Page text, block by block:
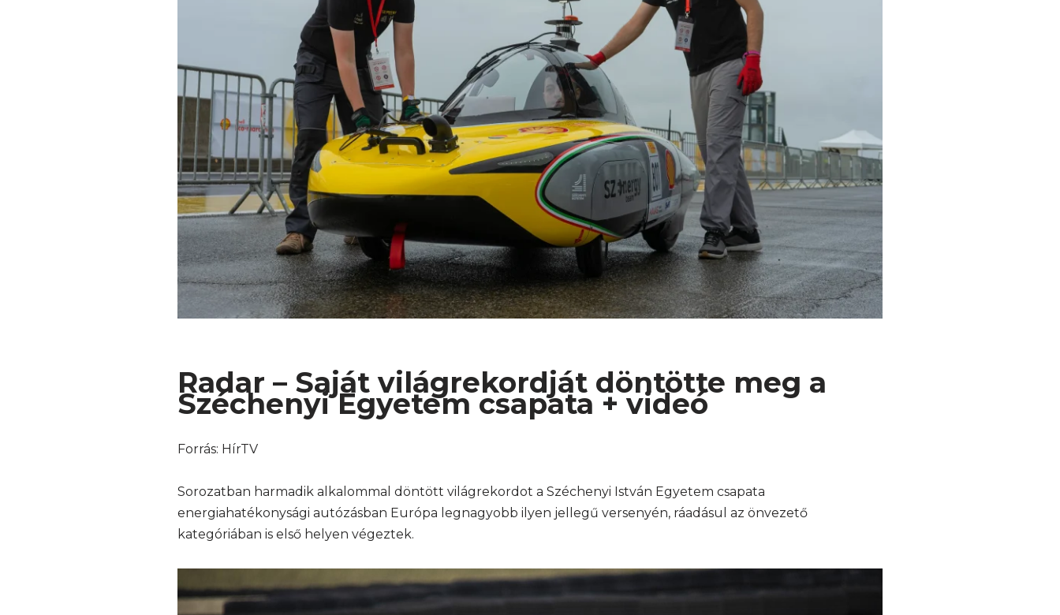
Radar – Saját világrekordját döntötte meg a
Széchenyi Egyetem csapata + videó
Forrás: HírTV
Sorozatban harmadik alkalommal döntött világrekordot a Széchenyi István Egyetem csapata
energiahatékonysági autózásban Európa legnagyobb ilyen jellegű versenyén, ráadásul az önvezető
kategóriában is első helyen végeztek.